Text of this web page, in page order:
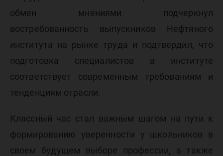
обмен мнениями подчеркнул
востребованность выпускников Нефтяного
института на рынке труда и подтвердил, что
подготовка специалистов в институте
соответствует современным требованиям и
тенденциям отрасли.
Классный час стал важным шагом на пути к
формированию уверенности у школьников в
своем будущем выборе профессии, а также